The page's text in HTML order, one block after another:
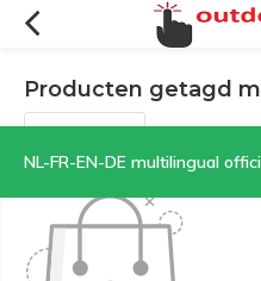
NL-FR-EN-DE multilingual official
Producten getagd
Filters